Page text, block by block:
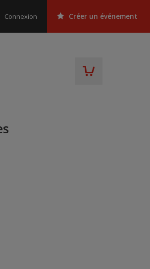
Connexion Créer un événement